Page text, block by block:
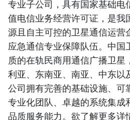
专业子公司，具有国家基础电
值电信业务经营许可证，是我
源且自主可控的卫星通信运营
应急通信专业保障队伍。中国
质的在轨民商用通信广播卫星
利亚、东南亚、南亚、中东以
公司拥有完善的基础设施、可
专业化团队、卓越的系统集成
品质服务能力。欲了解更多详